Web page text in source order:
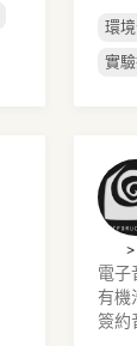
環
實
電子
有機
簽約